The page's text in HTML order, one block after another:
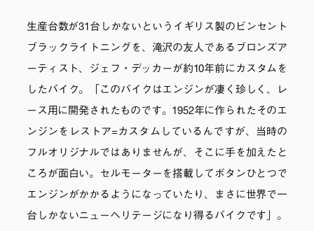
生産台数が31台しかないというイギリス製のビンセント
ブラックライトニングを、滝沢の友人であるブロンズア
ーティスト、ジェフ・デッカーが約10年前にカスタムを
したバイク。「このバイクはエンジンが凄く珍しく、レ
ース用に開発されたものです。1952年に作られたそのエ
ンジンをレストア=カスタムしているんですが、当時の
フルオリジナルではありませんが、そこに手を加えたと
ころが面白い。セルモーターを搭載してボタンひとつで
エンジンがかかるようになっていたり、まさに世界で一
台しかないニューヘリテージになり得るバイクです」。